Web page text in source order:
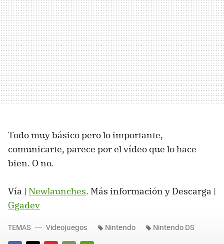
Todo muy básico pero lo importante,
comunicarte, parece por el vídeo que lo hace
bien. O no.
Vía | Newlaunches. Más información y Descarga |
Ggadev
TEMAS Videojuegos Nintendo Nintendo DS